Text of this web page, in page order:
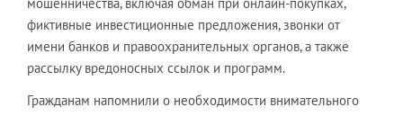
фиктивные инвестиционные предложения, звонки от
имени банков и правоохранительных органов, а также
рассылку вредоносных ссылок и программ.
Гражданам напомнили о необходимости внимательного